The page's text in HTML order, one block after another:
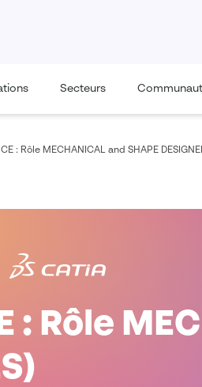
Secteurs
: Rôle MECHANICAL and SHAPE
: Rôle